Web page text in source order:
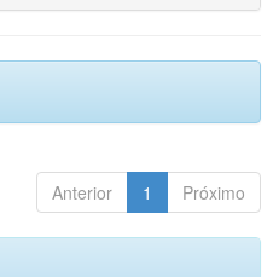
Anterior 1 Próximo